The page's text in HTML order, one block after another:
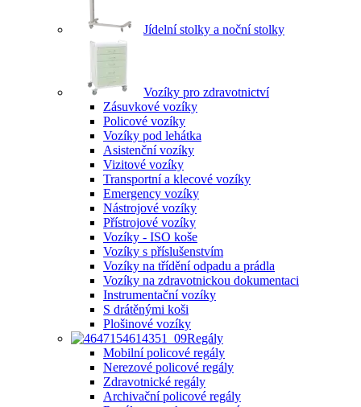
Jídelní stolky a noční stolky
Vozíky pro zdravotnictví
Zásuvkové vozíky
Policové vozíky
Vozíky pod lehátka
Asistenční vozíky
Vizitové vozíky
Transportní a klecové vozíky
Emergency vozíky
Nástrojové vozíky
Přístrojové vozíky
Vozíky - ISO koše
Vozíky s příslušenstvím
Vozíky na třídění odpadu a prádla
Vozíky na zdravotnickou dokumentaci
Instrumentační vozíky
S drátěnými koši
Plošinové vozíky
Regály
Mobilní policové regály
Nerezové policové regály
Zdravotnické regály
Archivační policové regály